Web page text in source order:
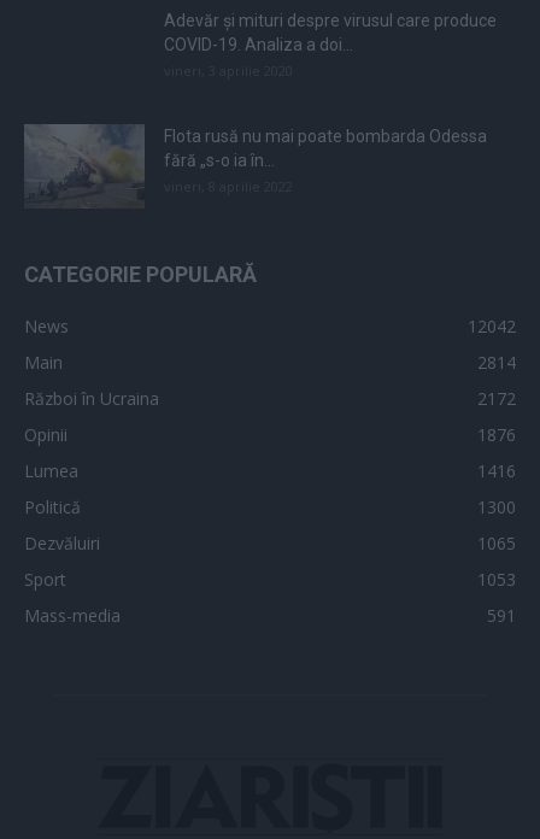
Adevăr și mituri despre virusul care produce
COVID-19. Analiza a doi...
Flota rusă nu mai poate bombarda Odessa
fără „s-o ia în...
CATEGORIE POPULARĂ
News
12042
Main
2814
Război în Ucraina
2172
Opinii
1876
Lumea
1416
Politică
1300
Dezvăluiri
1065
Sport
1053
Mass-media
591